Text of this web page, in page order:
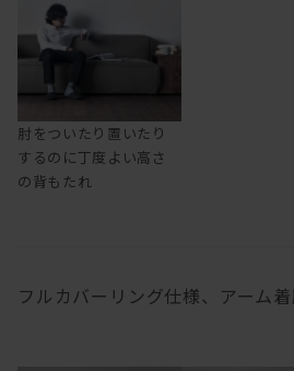
肘をついたり置いたり
するのに丁度よい高さ
の背もたれ
フルカバーリング仕様、アーム